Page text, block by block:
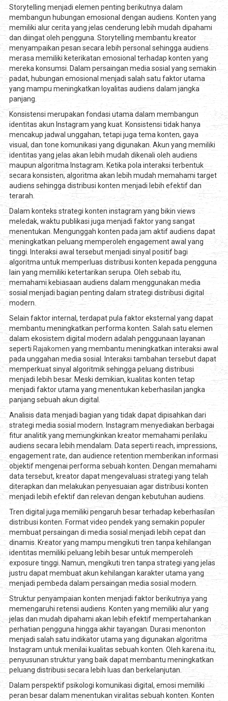
Storytelling menjadi elemen penting berikutnya dalam
membangun hubungan emosional dengan audiens. Konten yang
memiliki alur cerita yang jelas cenderung lebih mudah dipahami
dan diingat oleh pengguna. Storytelling membantu kreator
menyampaikan pesan secara lebih personal sehingga audiens
merasa memiliki keterikatan emosional terhadap konten yang
mereka konsumsi. Dalam persaingan media sosial yang semakin
padat, hubungan emosional menjadi salah satu faktor utama
yang mampu meningkatkan loyalitas audiens dalam jangka
panjang.
Konsistensi merupakan fondasi utama dalam membangun
identitas akun Instagram yang kuat. Konsistensi tidak hanya
mencakup jadwal unggahan, tetapi juga tema konten, gaya
visual, dan tone komunikasi yang digunakan. Akun yang memiliki
identitas yang jelas akan lebih mudah dikenali oleh audiens
maupun algoritma Instagram. Ketika pola interaksi terbentuk
secara konsisten, algoritma akan lebih mudah memahami target
audiens sehingga distribusi konten menjadi lebih efektif dan
terarah.
Dalam konteks strategi konten instagram yang bikin views
meledak, waktu publikasi juga menjadi faktor yang sangat
menentukan. Mengunggah konten pada jam aktif audiens dapat
meningkatkan peluang memperoleh engagement awal yang
tinggi. Interaksi awal tersebut menjadi sinyal positif bagi
algoritma untuk memperluas distribusi konten kepada pengguna
lain yang memiliki ketertarikan serupa. Oleh sebab itu,
memahami kebiasaan audiens dalam menggunakan media
sosial menjadi bagian penting dalam strategi distribusi digital
modern.
Selain faktor internal, terdapat pula faktor eksternal yang dapat
membantu meningkatkan performa konten. Salah satu elemen
dalam ekosistem digital modern adalah penggunaan layanan
seperti Rajakomen yang membantu meningkatkan interaksi awal
pada unggahan media sosial. Interaksi tambahan tersebut dapat
memperkuat sinyal algoritmik sehingga peluang distribusi
menjadi lebih besar. Meski demikian, kualitas konten tetap
menjadi faktor utama yang menentukan keberhasilan jangka
panjang sebuah akun digital.
Analisis data menjadi bagian yang tidak dapat dipisahkan dari
strategi media sosial modern. Instagram menyediakan berbagai
fitur analitik yang memungkinkan kreator memahami perilaku
audiens secara lebih mendalam. Data seperti reach, impressions,
engagement rate, dan audience retention memberikan informasi
objektif mengenai performa sebuah konten. Dengan memahami
data tersebut, kreator dapat mengevaluasi strategi yang telah
diterapkan dan melakukan penyesuaian agar distribusi konten
menjadi lebih efektif dan relevan dengan kebutuhan audiens.
Tren digital juga memiliki pengaruh besar terhadap keberhasilan
distribusi konten. Format video pendek yang semakin populer
membuat persaingan di media sosial menjadi lebih cepat dan
dinamis. Kreator yang mampu mengikuti tren tanpa kehilangan
identitas memiliki peluang lebih besar untuk memperoleh
exposure tinggi. Namun, mengikuti tren tanpa strategi yang jelas
justru dapat membuat akun kehilangan karakter utama yang
menjadi pembeda dalam persaingan media sosial modern.
Struktur penyampaian konten menjadi faktor berikutnya yang
memengaruhi retensi audiens. Konten yang memiliki alur yang
jelas dan mudah dipahami akan lebih efektif mempertahankan
perhatian pengguna hingga akhir tayangan. Durasi menonton
menjadi salah satu indikator utama yang digunakan algoritma
Instagram untuk menilai kualitas sebuah konten. Oleh karena itu,
penyusunan struktur yang baik dapat membantu meningkatkan
peluang distribusi secara lebih luas dan berkelanjutan.
Dalam perspektif psikologi komunikasi digital, emosi memiliki
peran besar dalam menentukan viralitas sebuah konten. Konten